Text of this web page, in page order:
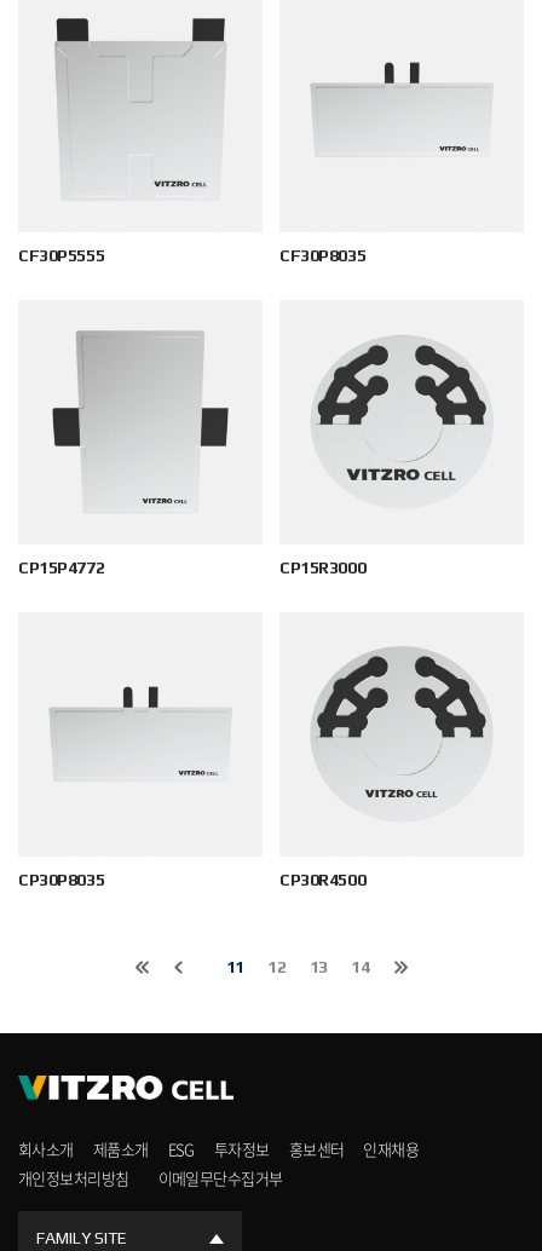
CF30P5555 CF30P8035
CP15P4772 CP15R3000
CP30P8035 CP30R4500
11 12 13 14
회사소개 제품소개 ESG 투자정보 홍보센터
인재채용
개인정보처리방침
이메일무단수집거부
FAMILY SITE